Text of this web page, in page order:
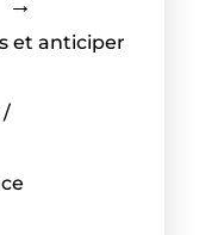
et anticiper
/